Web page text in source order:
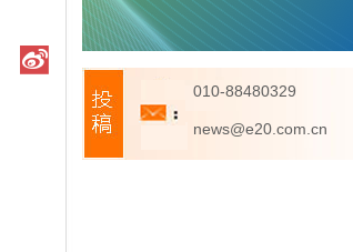
010-88480329
news@e20.com.cn